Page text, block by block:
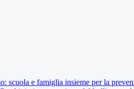
scuola e famiglia insieme per la